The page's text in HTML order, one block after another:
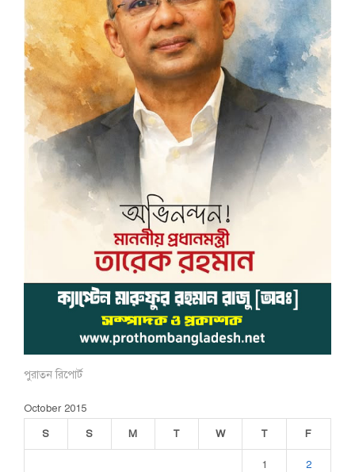
পুরাতন রিপোর্ট
October 2015
S
S M T W T F
1 2